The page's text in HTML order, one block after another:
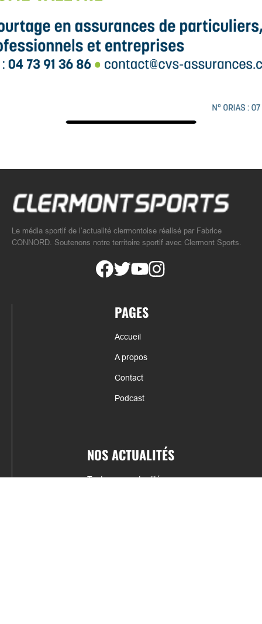
Le média sportif de l’actualité clermontoise réalisé par Fabrice
CONNORD. Soutenons notre territoire sportif avec Clermont Sports.
PAGES
Accueil
A propos
Contact
Podcast
NOS ACTUALITÉS
Toutes nos actualités